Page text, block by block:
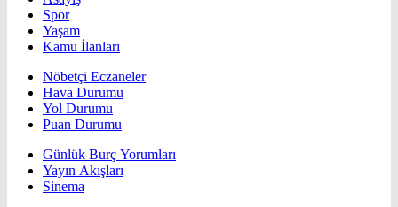
Spor
Yaşam
Kamu İlanları
Nöbetçi Eczaneler
Hava Durumu
Yol Durumu
Puan Durumu
Günlük Burç Yorumları
Yayın Akışları
Sinema